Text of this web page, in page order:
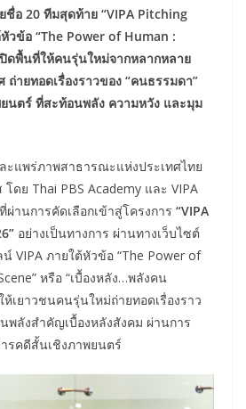
ชื่อ 20 ทีมสุดท้าย “VIPA Pitching
วข้อ “The Power of Human :
ปิดพื้นที่ให้คนรุ่นใหม่จากหลากหลาย
ถ่ายทอดเรื่องราวของ “คนธรรมดา”
นตร์ ที่สะท้อนพลัง ความหวัง และมุม
ะแพร่ภาพสาธารณะแห่งประเทศไทย
ดย Thai PBS Academy และ VIPA
านการคัดเลือกเข้าสู่โครงการ “VIPA
อย่างเป็นทางการ ผ่านทางเว็บไซต์
VIPA ภายใต้หัวข้อ “The Power of
หรือ “เบื้องหลัง…พลังคน
ห้เยาวชนคนรุ่นใหม่ถ่ายทอดเรื่องราว
พลังสำคัญเบื้องหลังสังคม ผ่านการ
รคดีสั้นเชิงภาพยนตร์